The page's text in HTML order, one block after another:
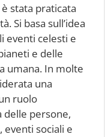
stata praticata
Si basa sull’idea
eventi celesti e
e delle
umana. In molte
una
ruolo
delle persone,
sociali e